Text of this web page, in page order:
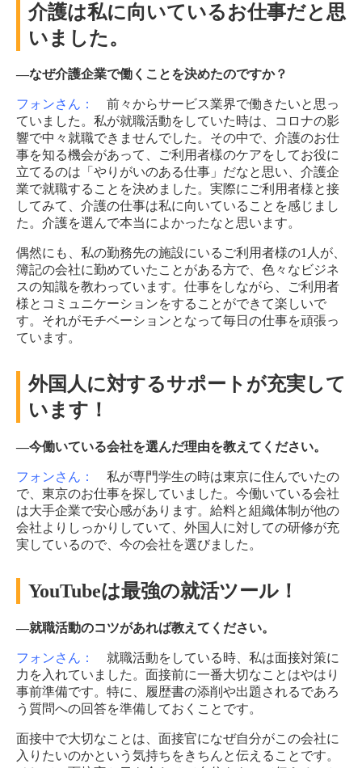
介護は私に向いているお仕事だと思
いました。
―なぜ介護企業で働くことを決めたのですか？
フォンさん：
前々からサービス業界で働きたいと思っ
ていました。私が就職活動をしていた時は、コロナの影
響で中々就職できませんでした。その中で、介護のお仕
事を知る機会があって、ご利用者樣のケアをしてお役に
立てるのは「やりがいのある仕事」だなと思い、介護企
業で就職することを決めました。実際にご利用者様と接
してみて、介護の仕事は私に向いていることを感じまし
た。介護を選んで本当によかったなと思います。
偶然にも、私の勤務先の施設にいるご利用者様の1人が、
簿記の会社に勤めていたことがある方で、色々なビジネ
スの知識を教わっています。仕事をしながら、ご利用者
様とコミュニケーションをすることができて楽しいで
す。それがモチベーションとなって毎日の仕事を頑張っ
ています。
外国人に対するサポートが充実して
います！
―今働いている会社を選んだ理由を教えてください。
フォンさん：
私が専門学生の時は東京に住んでいたの
で、東京のお仕事を探していました。今働いている会社
は大手企業で安心感があります。給料と組織体制が他の
会社よりしっかりしていて、外国人に対しての研修が充
実しているので、今の会社を選びました。
YouTubeは最強の就活ツール！
―就職活動のコツがあれば教えてください。
フォンさん：
就職活動をしている時、私は面接対策に
力を入れていました。面接前に一番大切なことはやはり
事前準備です。特に、履歴書の添削や出題されるであろ
う質問への回答を準備しておくことです。
面接中で大切なことは、面接官になぜ自分がこの会社に
入りたいのかという気持ちをきちんと伝えることです。